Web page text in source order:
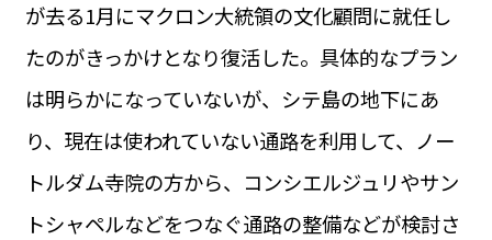
が去る1月にマクロン大統領の文化顧問に就任し
たのがきっかけとなり復活した。具体的なプラン
は明らかになっていないが、シテ島の地下にあ
り、現在は使われていない通路を利用して、ノー
トルダム寺院の方から、コンシエルジュリやサン
トシャペルなどをつなぐ通路の整備などが検討さ